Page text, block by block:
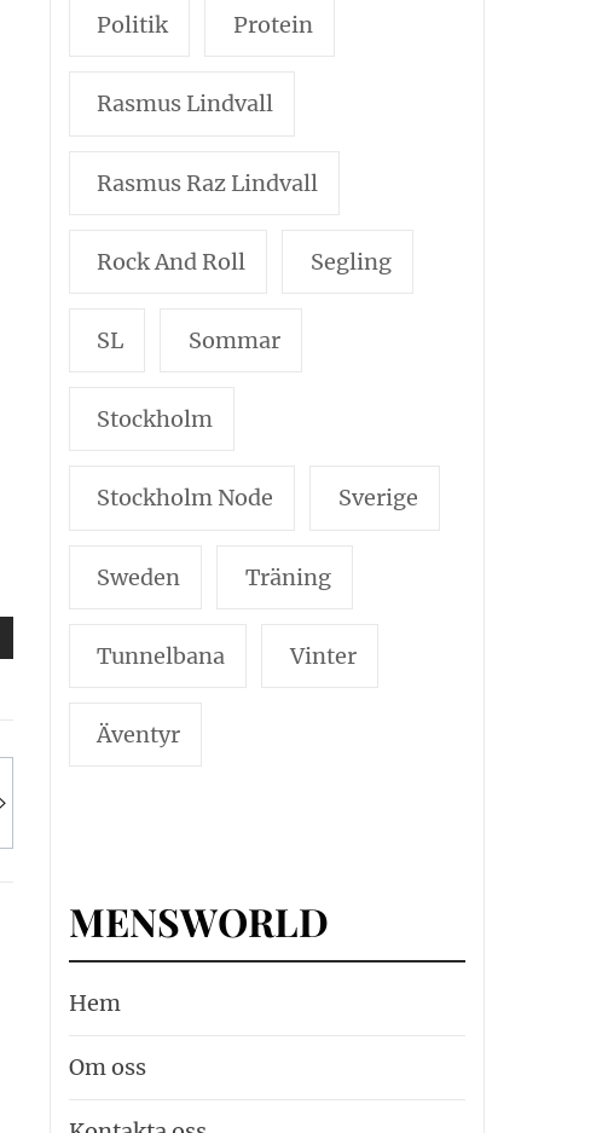
Politik Protein
Rasmus Lindvall
Rasmus Raz Lindvall
Rock And Roll Segling
SL Sommar
Stockholm
Stockholm Node Sverige
Sweden Träning
Tunnelbana Vinter
Äventyr
MENSWORLD
Hem
Om oss